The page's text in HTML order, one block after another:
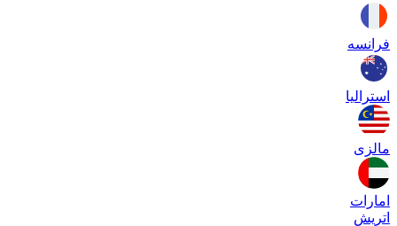
فرانسه
استرالیا
مالزی
امارات
اتریش